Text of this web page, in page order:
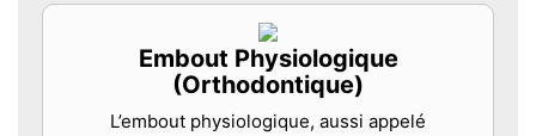
Embout Physiologique
(Orthodontique)
L’embout physiologique, aussi appelé